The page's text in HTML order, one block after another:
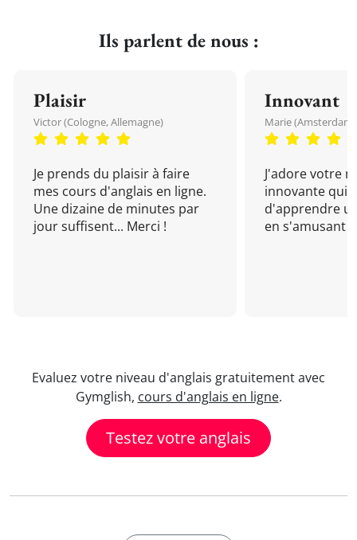
Ils parlent de nous :
Plaisir
Victor (Cologne, Allemagne)
Je prends du plaisir à faire
mes cours d'anglais en ligne.
Une dizaine de minutes par
jour suffisent... Merci !
Innovant
Marie (Amsterdam,
J'adore votre
innovante qui
d'apprendre
en s'amusant !
Evaluez votre niveau d'anglais gratuitement avec
Gymglish, cours d'anglais en ligne.
Testez votre anglais